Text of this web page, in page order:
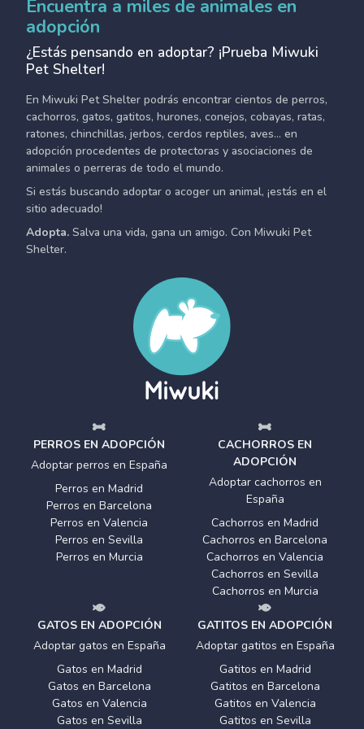
Encuentra a miles de animales en
adopción
¿Estás pensando en adoptar? ¡Prueba Miwuki
Pet Shelter!
En Miwuki Pet Shelter podrás encontrar cientos de perros,
cachorros, gatos, gatitos, hurones, conejos, cobayas, ratas,
ratones, chinchillas, jerbos, cerdos reptiles, aves... en
adopción procedentes de protectoras y asociaciones de
animales o perreras de todo el mundo.
Si estás buscando adoptar o acoger un animal, ¡estás en el
sitio adecuado!
Adopta. Salva una vida, gana un amigo. Con Miwuki Pet
Shelter.
PERROS EN ADOPCIÓN
Adoptar perros en España
Perros en Madrid
Perros en Barcelona
Perros en Valencia
Perros en Sevilla
Perros en Murcia
CACHORROS EN
ADOPCIÓN
Adoptar cachorros en
España
Cachorros en Madrid
Cachorros en Barcelona
Cachorros en Valencia
Cachorros en Sevilla
Cachorros en Murcia
GATOS EN ADOPCIÓN
Adoptar gatos en España
Gatos en Madrid
Gatos en Barcelona
Gatos en Valencia
Gatos en Sevilla
GATITOS EN ADOPCIÓN
Adoptar gatitos en España
Gatitos en Madrid
Gatitos en Barcelona
Gatitos en Valencia
Gatitos en Sevilla